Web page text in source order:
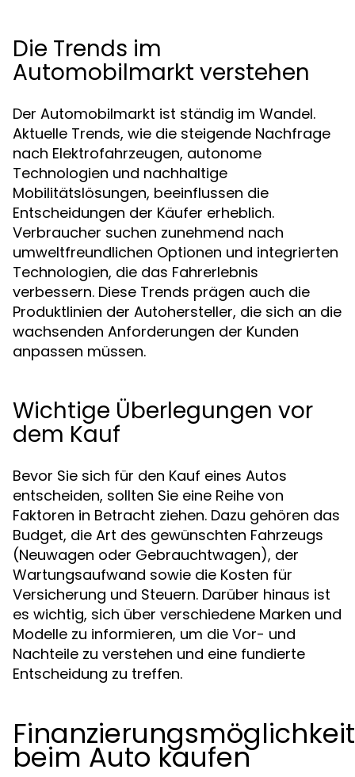
Die Trends im
Automobilmarkt verstehen
Der Automobilmarkt ist ständig im Wandel.
Aktuelle Trends, wie die steigende Nachfrage
nach Elektrofahrzeugen, autonome
Technologien und nachhaltige
Mobilitätslösungen, beeinflussen die
Entscheidungen der Käufer erheblich.
Verbraucher suchen zunehmend nach
umweltfreundlichen Optionen und integrierten
Technologien, die das Fahrerlebnis
verbessern. Diese Trends prägen auch die
Produktlinien der Autohersteller, die sich an die
wachsenden Anforderungen der Kunden
anpassen müssen.
Wichtige Überlegungen vor
dem Kauf
Bevor Sie sich für den Kauf eines Autos
entscheiden, sollten Sie eine Reihe von
Faktoren in Betracht ziehen. Dazu gehören das
Budget, die Art des gewünschten Fahrzeugs
(Neuwagen oder Gebrauchtwagen), der
Wartungsaufwand sowie die Kosten für
Versicherung und Steuern. Darüber hinaus ist
es wichtig, sich über verschiedene Marken und
Modelle zu informieren, um die Vor- und
Nachteile zu verstehen und eine fundierte
Entscheidung zu treffen.
beim Auto kaufen